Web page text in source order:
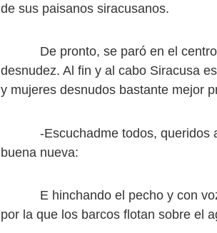
de sus paisanos siracusanos.
De pronto, se paró en el centro
desnudez. Al fin y al cabo Siracusa
y mujeres desnudos bastante mejor
-Escuchadme todos, queridos
buena nueva:
E hinchando el pecho y con voz
por la que los barcos flotan sobre el